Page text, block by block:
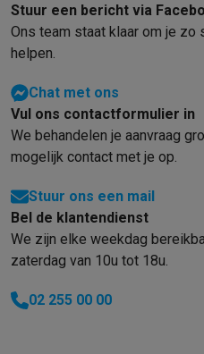
Stuur een bericht via
Ons team staat klaar om je zo
helpen.
Chat met ons
Vul ons contactformulier in
We behandelen je aanvraag
mogelijk contact met je op.
Stuur ons een mail
Bel de klantendienst
We zijn elke weekdag
zaterdag van 10u tot 18u.
02 255 00 00